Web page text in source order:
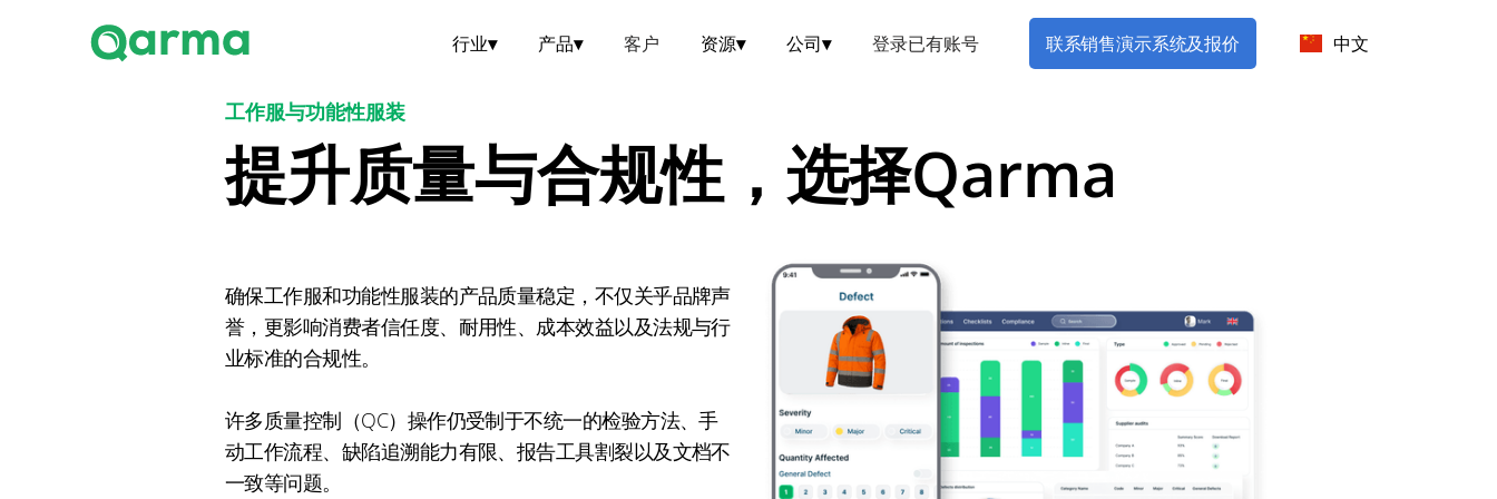
行业▾ 产品▾ 客户 资源▾ 公司▾ 登录已有账号 联系销售演示系统及报价 中文
工作服与功能性服装
提升质量与合规性，选择Qarma
确保工作服和功能性服装的产品质量稳定，不仅关乎品牌声
誉，更影响消费者信任度、耐用性、成本效益以及法规与行
业标准的合规性。
许多质量控制（QC）操作仍受制于不统一的检验方法、手
动工作流程、缺陷追溯能力有限、报告工具割裂以及文档不
一致等问题。